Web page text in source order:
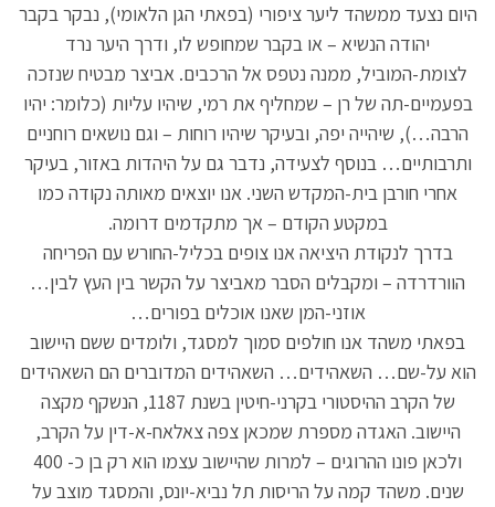
היום נצעד ממשהד ליער ציפורי (בפאתי הגן הלאומי), נבקר בקבר
יהודה הנשיא – או בקבר שמחופש לו, ודרך היער נרד
לצומת-המוביל, ממנה נטפס אל הרכבים. אביצר מבטיח שנזכה
בפעמיים-תה של רן – שמחליף את רמי, שיהיו עליות (כלומר: יהיו
הרבה…), שיהייה יפה, ובעיקר שיהיו רוחות – וגם נושאים רוחניים
ותרבותיים… בנוסף לצעידה, נדבר גם על היהדות באזור, בעיקר
אחרי חורבן בית-המקדש השני. אנו יוצאים מאותה נקודה כמו
במקטע הקודם – אך מתקדמים דרומה.
בדרך לנקודת היציאה אנו צופים בכליל-החורש עם הפריחה
הוורדרדה – ומקבלים הסבר מאביצר על הקשר בין העץ לבין…
אוזני-המן שאנו אוכלים בפורים…
בפאתי משהד אנו חולפים סמוך למסגד, ולומדים ששם היישוב
הוא על-שם… השאהידים… השאהידים המדוברים הם השאהידים
של הקרב ההיסטורי בקרני-חיטין בשנת 1187, הנשקף מקצה
היישוב. האגדה מספרת שמכאן צפה צאלאח-א-דין על הקרב,
ולכאן פונו ההרוגים – למרות שהיישוב עצמו הוא רק בן כ- 400
שנים. משהד קמה על הריסות תל נביא-יונס, והמסגד מוצב על